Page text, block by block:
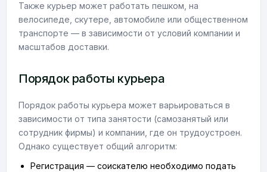
Также курьер может работать пешком, на
велосипеде, скутере, автомобиле или общественном
транспорте — в зависимости от условий компании и
масштабов доставки.
Порядок работы курьера
Порядок работы курьера может варьироваться в
зависимости от типа занятости (самозанятый или
сотрудник фирмы) и компании, где он трудоустроен.
Однако существует общий алгоритм:
Регистрация — соискателю необходимо подать